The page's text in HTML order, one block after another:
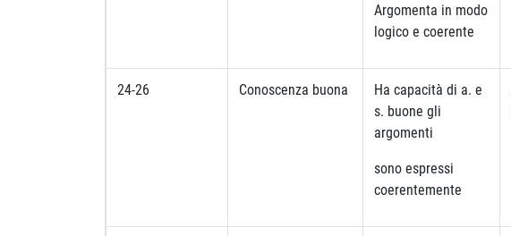
Argomenta in modo
logico e coerente
24-26 Conoscenza buona
Ha capacità di a. e
s. buone gli
argomenti
sono espressi
coerentemente